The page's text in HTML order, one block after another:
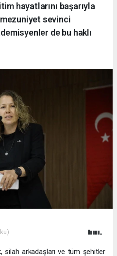
hayatlarını başarıyla
sevinci
de bu haklı
arkadaşları ve tüm şehitler